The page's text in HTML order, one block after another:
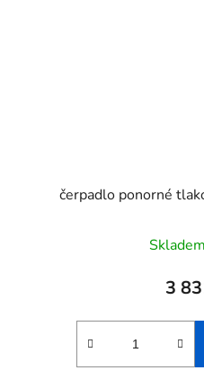
čerpadlo ponorné
Skladem
3